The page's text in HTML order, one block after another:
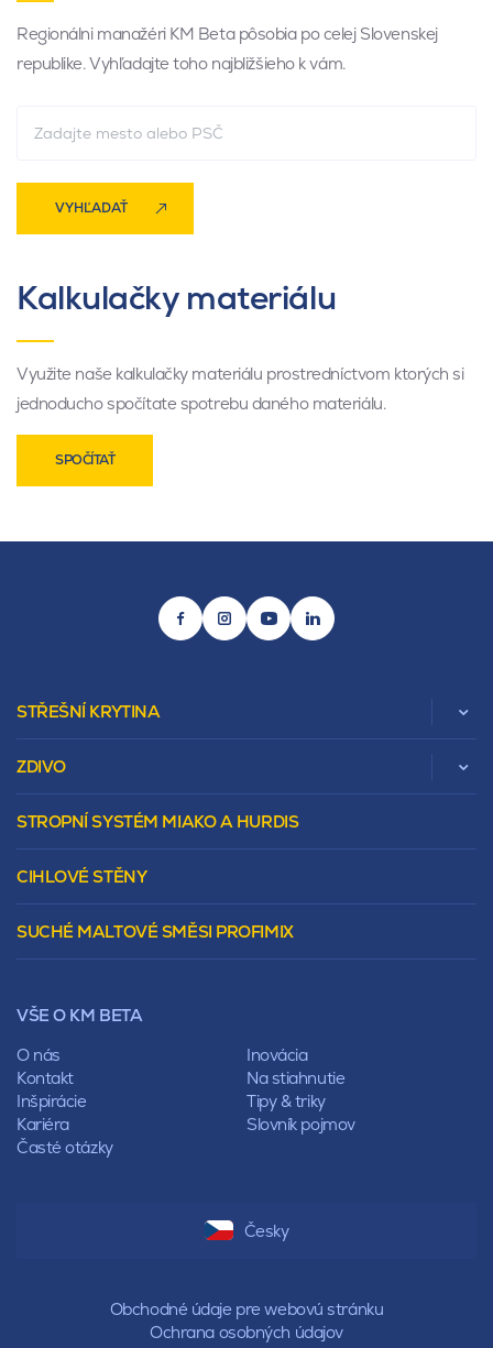
Regionálni manažéri KM Beta pôsobia po celej Slovenskej
republike. Vyhľadajte toho najbližšieho k vám.
VYHĽADAŤ
Kalkulačky materiálu
Využite naše kalkulačky materiálu prostredníctvom ktorých si
jednoducho spočítate spotrebu daného materiálu.
SPOČÍTAŤ
STŘEŠNÍ KRYTINA
Beta
Sedlová
Valbová
Stanová
Mansardová
Pultová
Sedlová
Polovalbová
Stanová
Mansardová
Pultová
Hodonka
ZDIVO
Murovacie bloky
Tepelnoizolačný prvok
Vencovky
Preklady
Lícové murivo
Pálené zdivo Profiblok
Nosné murivo
Priečky
Vencovky
Preklady
STROPNÍ SYSTÉM MIAKO A HURDIS
CIHLOVÉ STĚNY
SUCHÉ MALTOVÉ SMĚSI PROFIMIX
VŠE O KM BETA
O nás
Inovácia
Kontakt
Na stiahnutie
Inšpirácie
Tipy & triky
Kariéra
Slovník pojmov
Časté otázky
Česky
Obchodné údaje pre webovú stránku
Ochrana osobných údajov